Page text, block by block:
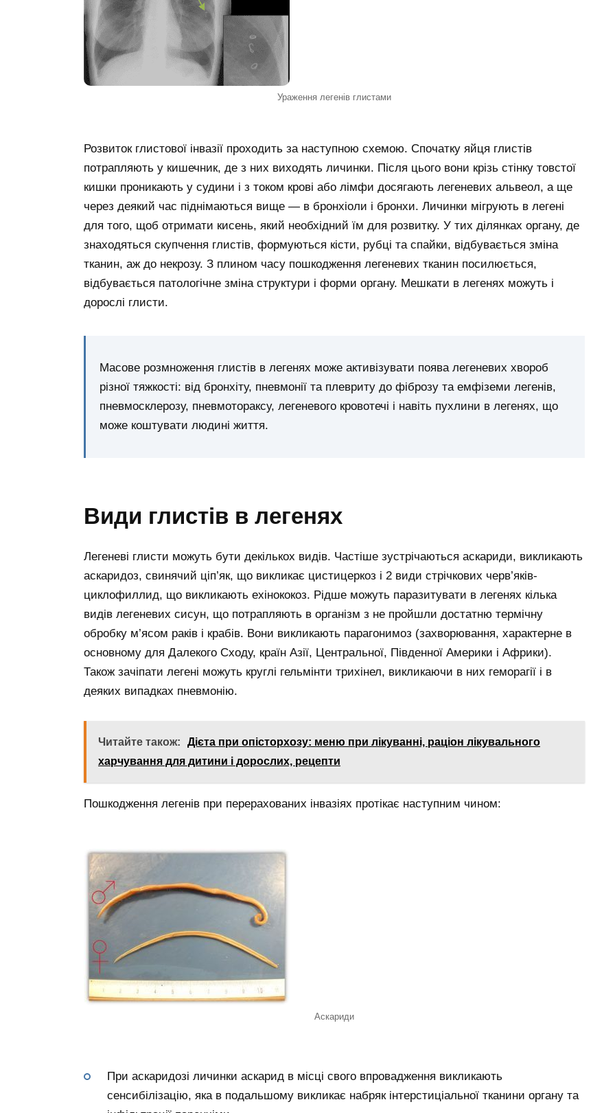
Ураження легенів глистами
Розвиток глистової інвазії проходить за наступною схемою. Спочатку яйця глистів
потрапляють у кишечник, де з них виходять личинки. Після цього вони крізь стінку товстої
кишки проникають у судини і з током крові або лімфи досягають легеневих альвеол, а ще
через деякий час піднімаються вище — в бронхіоли і бронхи. Личинки мігрують в легені
для того, щоб отримати кисень, який необхідний їм для розвитку. У тих ділянках органу, де
знаходяться скупчення глистів, формуються кісти, рубці та спайки, відбувається зміна
тканин, аж до некрозу. З плином часу пошкодження легеневих тканин посилюється,
відбувається патологічне зміна структури і форми органу. Мешкати в легенях можуть і
дорослі глисти.
Масове розмноження глистів в легенях може активізувати поява легеневих хвороб
різної тяжкості: від бронхіту, пневмонії та плевриту до фіброзу та емфіземи легенів,
пневмосклерозу, пневмотораксу, легеневого кровотечі і навіть пухлини в легенях, що
може коштувати людині життя.
Види глистів в легенях
Легеневі глисти можуть бути декількох видів. Частіше зустрічаються аскариди, викликають
аскаридоз, свинячий ціп’як, що викликає цистицеркоз і 2 види стрічкових черв’яків-
циклофиллид, що викликають ехінококоз. Рідше можуть паразитувати в легенях кілька
видів легеневих сисун, що потрапляють в організм з не пройшли достатню термічну
обробку м’ясом раків і крабів. Вони викликають парагонимоз (захворювання, характерне в
основному для Далекого Сходу, країн Азії, Центральної, Південної Америки і Африки).
Також зачіпати легені можуть круглі гельмінти трихінел, викликаючи в них геморагії і в
деяких випадках пневмонію.
Читайте також:
Дієта при опісторхозу: меню при лікуванні, раціон лікувального
харчування для дитини і дорослих, рецепти
Пошкодження легенів при перерахованих інвазіях протікає наступним чином:
Аскариди
При аскаридозі личинки аскарид в місці свого впровадження викликають
сенсибілізацію, яка в подальшому викликає набряк інтерстиціальної тканини органу та